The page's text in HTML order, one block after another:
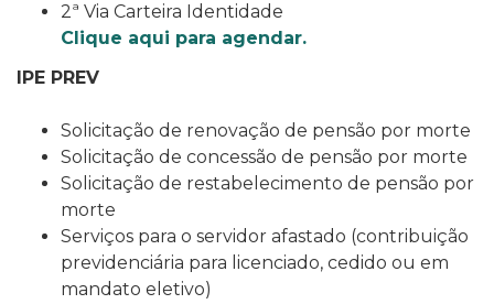
2ª Via Carteira Identidade
Clique aqui para agendar.
IPE PREV
Solicitação de renovação de pensão por morte
Solicitação de concessão de pensão por morte
Solicitação de restabelecimento de pensão por
morte
Serviços para o servidor afastado (contribuição
previdenciária para licenciado, cedido ou em
mandato eletivo)